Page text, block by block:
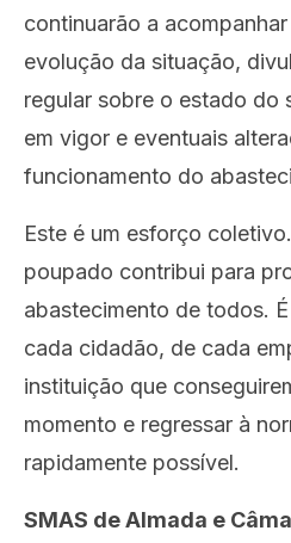
continuarão a
evolução da situação,
regular sobre o estado do
em vigor e eventuais
funcionamento do
Este é um esforço
poupado contribui para
abastecimento de todos.
cada cidadão, de cada
instituição que
momento e regressar à
rapidamente possível.
SMAS de Almada e